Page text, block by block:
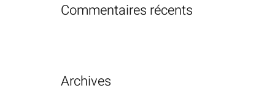
Commentaires récents
Archives